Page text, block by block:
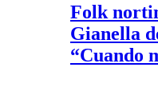
Folk
Gianella
“Cuando